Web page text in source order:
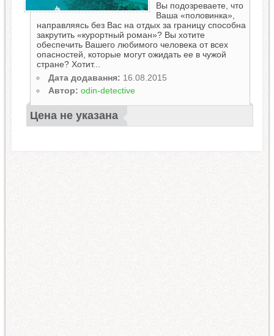
Вы подозреваете, что
Ваша «половинка»,
направляясь без Вас на отдых за границу способна
закрутить «курортный роман»? Вы хотите
обеспечить Вашего любимого человека от всех
опасностей, которые могут ожидать ее в чужой
стране? Хотит...
Дата додавання: 16.08.2015
Автор: odin-detective
Цена не указана